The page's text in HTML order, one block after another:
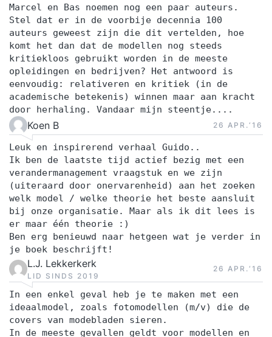
Marcel en Bas noemen nog een paar auteurs.
Stel dat er in de voorbije decennia 100
auteurs geweest zijn die dit vertelden, hoe
komt het dan dat de modellen nog steeds
kritiekloos gebruikt worden in de meeste
opleidingen en bedrijven? Het antwoord is
eenvoudig: relativeren en kritiek (in de
academische betekenis) winnen maar aan kracht
door herhaling. Vandaar mijn steentje....
Koen B 26 APR.‘16
Leuk en inspirerend verhaal Guido..
Ik ben de laatste tijd actief bezig met een
verandermanagement vraagstuk en we zijn
(uiteraard door onervarenheid) aan het zoeken
welk model / welke theorie het beste aansluit
bij onze organisatie. Maar als ik dit lees is
er maar één theorie :)
Ben erg benieuwd naar hetgeen wat je verder in
je boek beschrijft!
L.J. Lekkerkerk
LID SINDS 2019
26 APR.‘16
In een enkel geval heb je te maken met een
ideaalmodel, zoals fotomodellen (m/v) die de
covers van modebladen sieren.
In de meeste gevallen geldt voor modellen en